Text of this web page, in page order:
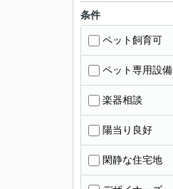
条件
ペット飼育可
ペット専用設備
楽器相談
陽当り良好
閑静な住宅地